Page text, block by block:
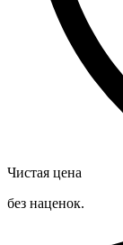
Чистая цена
без наценок.